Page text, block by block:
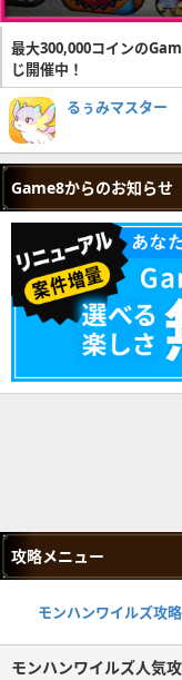
最大300,000コインの
じ開催中！
るぅみマスター
Game8からのお知らせ
攻略メニュー
モンハンワイルズ攻
モンハンワイルズ人気